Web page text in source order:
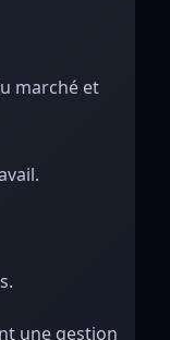
marché et
une gestion